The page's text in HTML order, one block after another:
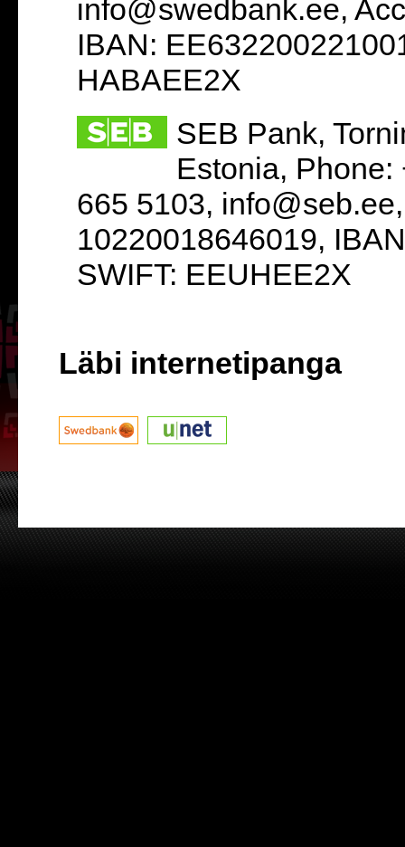
info@swedbank.ee,
IBAN:
HABAEE2X
SEB Pank,
Estonia,
665 5103,
10220018646019,
SWIFT: EEUHEE2X
Läbi internetipanga